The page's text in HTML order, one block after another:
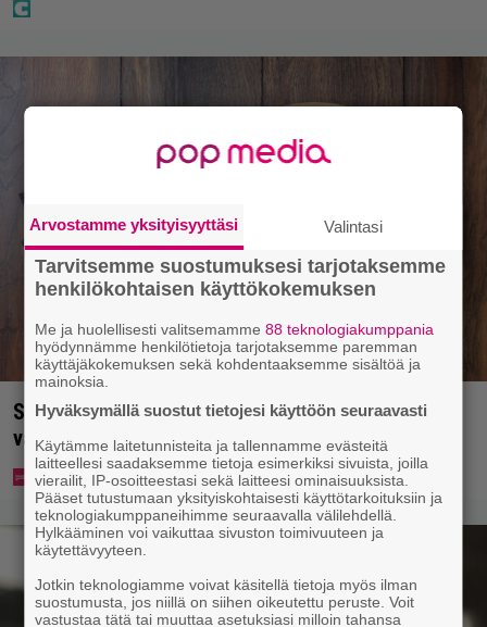
Syötkö perunoita näin? Tutkijat löysivät yhteyden
vakavaan kansansairauteen
Arvostamme yksityisyyttäsi Valintasi
Tarvitsemme suostumuksesi tarjotaksemme
henkilökohtaisen käyttökokemuksen
Me ja huolellisesti valitsemamme88 teknologiakumppania
hyödynnämme henkilötietoja tarjotaksemme paremman
käyttäjäkokemuksen sekä kohdentaaksemme sisältöä ja
mainoksia.
Hyväksymällä suostut tietojesi käyttöön seuraavasti
Käytämme laitetunnisteita ja tallennamme evästeitä
laitteellesi saadaksemme tietoja esimerkiksi sivuista, joilla
vierailit, IP-osoitteestasi sekä laitteesi ominaisuuksista.
Pääset tutustumaan yksityiskohtaisesti käyttötarkoituksiin ja
teknologiakumppaneihimme seuraavalla välilehdellä.
Hylkääminen voi vaikuttaa sivuston toimivuuteen ja
käytettävyyteen.
Jotkin teknologiamme voivat käsitellä tietoja myös ilman
suostumusta, jos niillä on siihen oikeutettu peruste. Voit
vastustaa tätä tai muuttaa asetuksiasi milloin tahansa